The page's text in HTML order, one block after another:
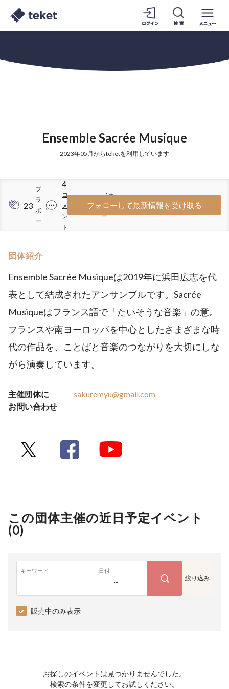
Ensemble Sacrée Musique
2023年05月からteketを利用しています
23
ブ
ラ
ボ
ー
4
コ
メ
ン
ト
76
フォ
ロワ
ー
フォローして最新情報を受け取る
団体紹介
Ensemble Sacrée Musiqueは2019年に浜田広志を代
表として結成されたアンサンブルです。Sacrée
Musiqueはフランス語で「たいそうな音楽」の意。
フランスや南ヨーロッパを中心としたさまざまな時
代の作品を、ことばと音楽のつながりを大切にしな
がら演奏しています。
主催団体に
お問い合わせ
sakuremyu@gmail.com
この団体主催の近日予定イベント
(0)
キーワード 日付
~ 絞り込み
販売中のみ表示
お探しのイベントは見つかりませんでした。
検索の条件を変更してお試しください。